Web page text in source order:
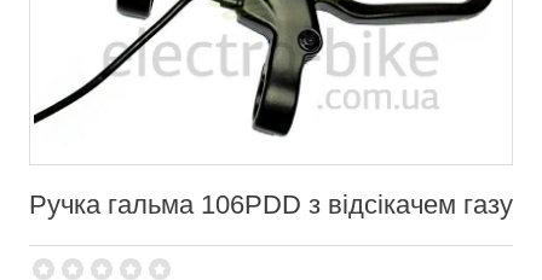
Ручка гальма 106PDD з відсікачем газу